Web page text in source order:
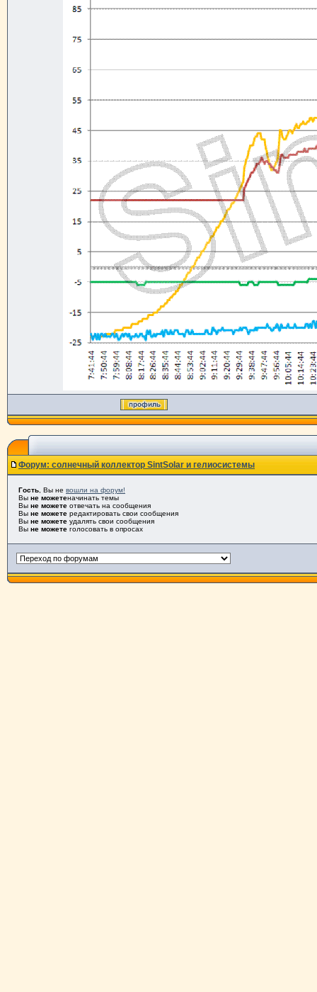
Форум: солнечный коллектор SintSolar и гелиосистемы
Гость , Вы не вошли на форум!
Вы не можетеначинать темы
Вы не можете отвечать на сообщения
Вы не можете редактировать свои сообщения
Вы не можете удалять свои сообщения
Вы не можете голосовать в опросах